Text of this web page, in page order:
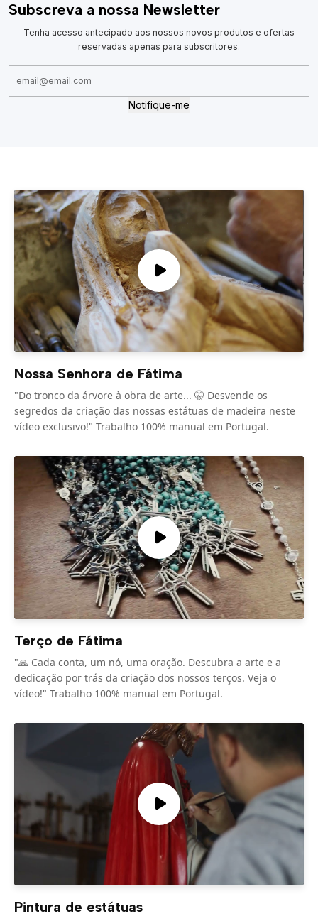
Subscreva a nossa Newsletter
Tenha acesso antecipado aos nossos novos produtos e ofertas
reservadas apenas para subscritores.
Notifique-me
Nossa Senhora de Fátima
"Do tronco da árvore à obra de arte... 🤫 Desvende os
segredos da criação das nossas estátuas de madeira neste
vídeo exclusivo!" Trabalho 100% manual em Portugal.
Terço de Fátima
"🙏 Cada conta, um nó, uma oração. Descubra a arte e a
dedicação por trás da criação dos nossos terços. Veja o
vídeo!" Trabalho 100% manual em Portugal.
Pintura de estátuas